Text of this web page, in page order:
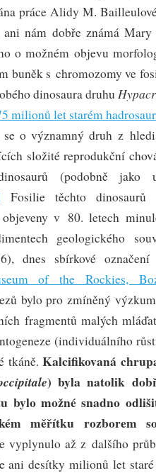
práce Alidy M.
nám dobře známá Mary
o možném objevu
buněk s chromozomy ve
dinosaura druhu
milionů let starém
se o významný druh z
složité reprodukční
dinosaurů (podobně
Fosilie těchto dinosaurů
v 80. letech
geologického
dnes sbírkové
of the Rockies,
bylo pro zmíněný
fragmentů malých
(individuálního
tkáně.Kalcifikovaná
) byla natolik
bylo možné snadno
měřítku rozborem
vyplynulo až z dalšího
ani desítky milionů let